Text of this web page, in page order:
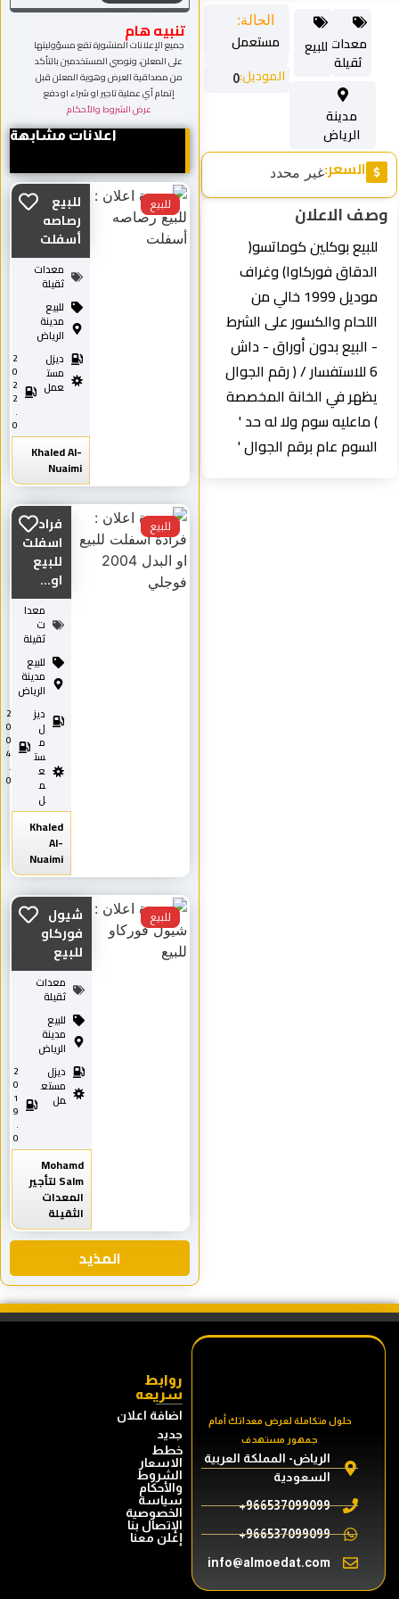
الحالة:
مستعمل
الموديل:0
مدينة
الرياض
معدات
ثقيلة
للبيع
السعر:غير محدد
وصف الاعلان
للبيع بوكلين كوماتسو(
الدقاق فوركاوا) وغراف
موديل 1999 خالي من
اللحام والكسور على الشرط
- البيع بدون أوراق - داش
6 للاستفسار / ( رقم الجوال
يظهر في الخانة المخصصة
) ماعليه سوم ولا له حد '
السوم عام برقم الجوال '
تنبيه هام
جميع الإعلانات المنشورة تقع مسؤوليتها
على المعلن، ونوصي المستخدمين بالتأكد
من مصداقية العرض وهوية المعلن قبل
إتمام أي عملية تاجير او شراء او دفع
عرض الشروط والأحكام
اعلانات مشابهة
المذيد
للبيع
رصاصه
أسفلت
معدات
ثقيلة
للبيع
مدينة
الرياض
ديزل
مست
عمل
Khaled Al-
Nuaimi
للبيع
فرادة
اسفلت
للبيع
او...
معدا
ت
ثقيلة
للبيع
مدينة
الرياض
ديز
ست
ع
م
ل
0
4
Khaled
Al-
Nuaimi
للبيع
شيول
فوركاو
للبيع
معدات
ثقيلة
للبيع
مدينة
الرياض
ديزل
مستع
مل
Mohamd
Salm لتأجير
المعدات
الثقيلة
للبيع
حلول متكاملة لعرض معداتك أمام
جمهور مستهدف
الرياض- المملكة العربية
السعودية
966537099099+
966537099099+
info@almoedat.com
روابط
سريعه
اضافة اعلان
جديد
خطط
الاسعار
الشروط
والأحكام
سياسة
الخصوصية
الإتصال بنا
إعلن معنا